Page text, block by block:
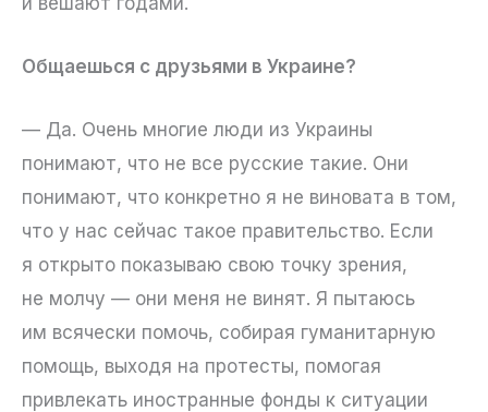
Общаешься с друзьями в Украине?
— Да. Очень многие люди из Украины
понимают, что не все русские такие. Они
понимают, что конкретно я не виновата в том,
что у нас сейчас такое правительство. Если
я открыто показываю свою точку зрения,
не молчу — они меня не винят. Я пытаюсь
им всячески помочь, собирая гуманитарную
помощь, выходя на протесты, помогая
привлекать иностранные фонды к ситуации